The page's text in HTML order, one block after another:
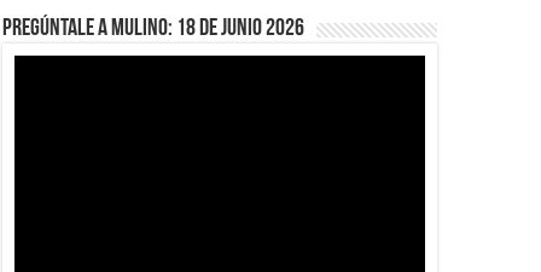
Pregúntale a Mulino: 18 de junio 2026